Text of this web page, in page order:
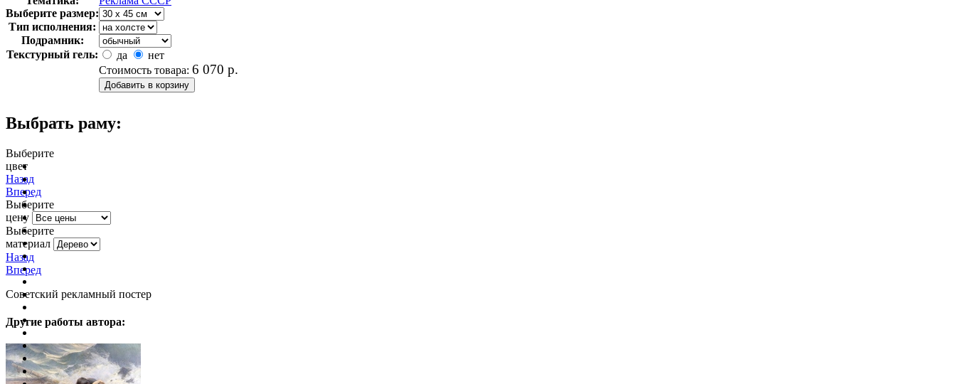
Выберите размер:
Тип исполнения:
Подрамник:
Текстурный гель:
да
нет
Стоимость товара: 6 070 р.
Выбрать раму:
Выберите
цвет
Назад
Вперед
Выберите
цену
Выберите
материал
Назад
Вперед
Советский рекламный постер
Другие работы автора: